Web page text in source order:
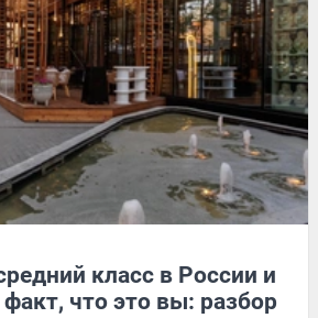
класс в России и
что это вы: разбор